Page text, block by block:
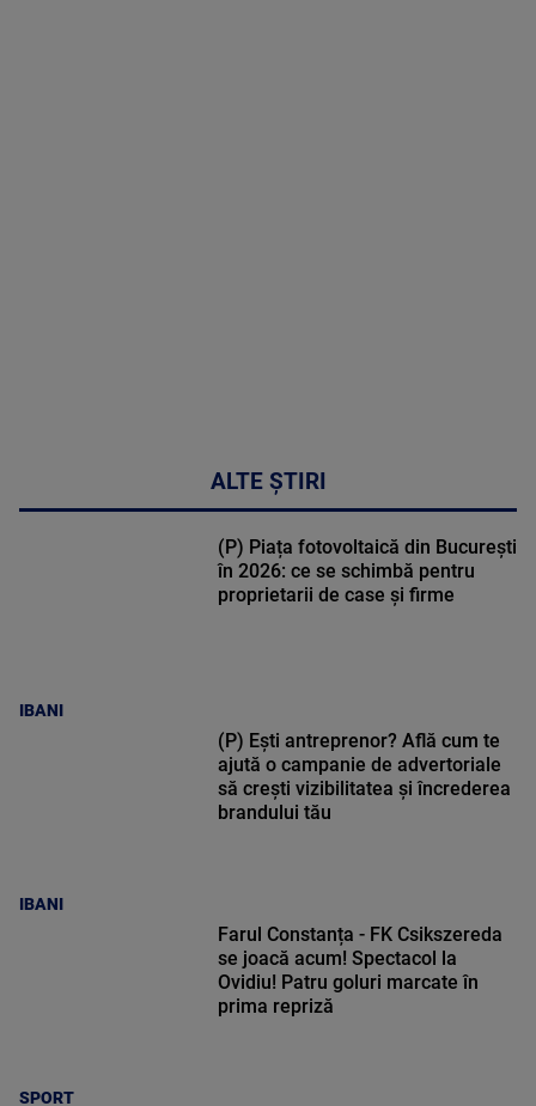
ALTE ȘTIRI
IBANI
(P) Piața fotovoltaică din București
în 2026: ce se schimbă pentru
proprietarii de case și firme
IBANI
(P) Ești antreprenor? Află cum te
ajută o campanie de advertoriale
să crești vizibilitatea și încrederea
brandului tău
SPORT
Farul Constanța - FK Csikszereda
se joacă acum! Spectacol la
Ovidiu! Patru goluri marcate în
prima repriză